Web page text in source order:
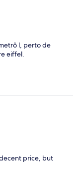
l, perto de
eiffel.
price, but